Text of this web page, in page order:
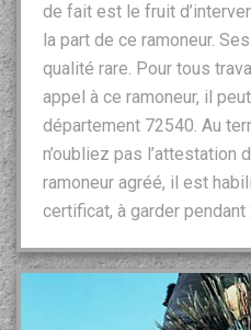
de fait est le fruit
la part de ce ramoneur.
qualité rare. Pour tous
appel à ce ramoneur, il
département 72540. Au
n’oubliez pas l’attestation
ramoneur agréé, il est
certificat, à garder pendant